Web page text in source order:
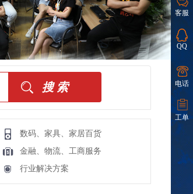
客服
QQ
电话
工单
数码、家具、家居百货
金融、物流、工商服务
行业解决方案